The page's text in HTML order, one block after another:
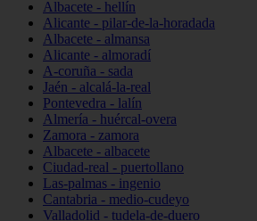
Albacete - hellín
Alicante - pilar-de-la-horadada
Albacete - almansa
Alicante - almoradí
A-coruña - sada
Jaén - alcalá-la-real
Pontevedra - lalín
Almería - huércal-overa
Zamora - zamora
Albacete - albacete
Ciudad-real - puertollano
Las-palmas - ingenio
Cantabria - medio-cudeyo
Valladolid - tudela-de-duero